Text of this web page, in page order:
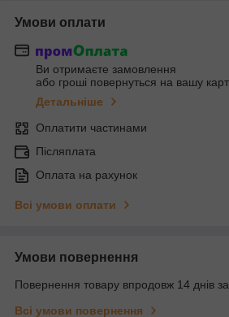
Умови оплати
Ви отримаєте замовлення
або гроші повернуться на вашу
Детальніше
Оплатити частинами
Післяплата
Оплата на рахунок
Всі умови оплати
Умови повернення
Повернення товару впродовж 14 днів
Всі умови повернення